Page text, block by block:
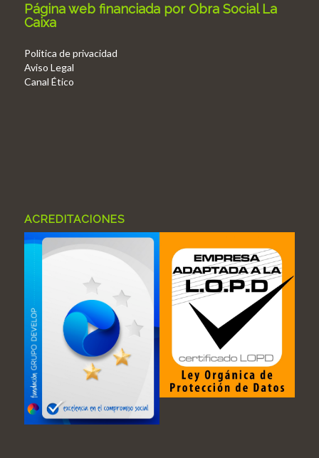
Página web financiada por Obra Social La
Caixa
Politica de privacidad
Aviso Legal
Canal Ético
ACREDITACIONES